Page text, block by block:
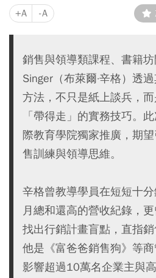
+A -A
銷售與領導類課程、書籍
Singer（布萊爾·辛格）透
方法，不只是紙上談兵，
「帶得走」的實務技巧。
際教育學院獨家推廣，期
售訓練與領導思維。
辛格曾教導學員在短短十
月總和還高的營收紀錄，
找出行銷計畫盲點，直指銷
他是《富爸爸銷售狗》等
影響超過10萬名企業主與